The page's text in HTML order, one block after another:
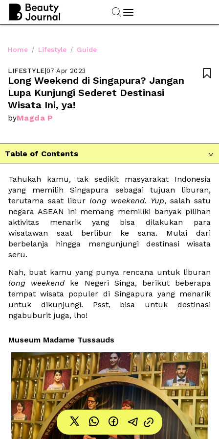
Home / Lifestyle / Guide
LIFESTYLE|07 Apr 2023
Long Weekend di Singapura? Jangan
Lupa Kunjungi Sederet Destinasi
Wisata Ini, ya!
byMagda P

Table of Contents 
Tahukah kamu, tak sedikit masyarakat Indonesia
yang memilih Singapura sebagai tujuan liburan,
terutama saat libur long weekend. Yup, salah satu
negara ASEAN ini memang memiliki banyak pilihan
aktivitas menarik yang bisa dilakukan para
wisatawan saat berlibur ke sana. Mulai dari
berbelanja hingga mengunjungi destinasi wisata
seru.
long weekend ke Negeri Singa, berikut beberapa
tempat wisata populer di Singapura yang menarik
untuk dikunjungi. Psst, bisa untuk destinasi
ngabuburit juga, lho!
Museum Madame Tussauds